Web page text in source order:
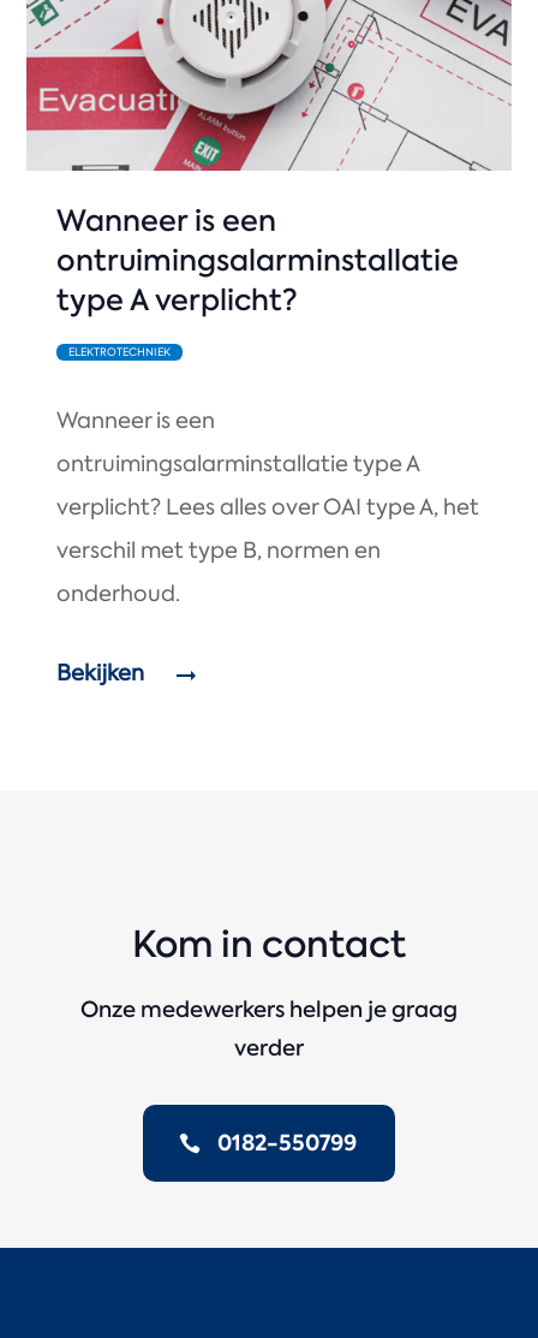
Wanneer is een
ontruimingsalarminstallatie
type A verplicht?
ELEKTROTECHNIEK
Wanneer is een
ontruimingsalarminstallatie type A
verplicht? Lees alles over OAI type A, het
verschil met type B, normen en
onderhoud.
Bekijken
Kom in contact
Onze medewerkers helpen je graag
verder
0182-550799